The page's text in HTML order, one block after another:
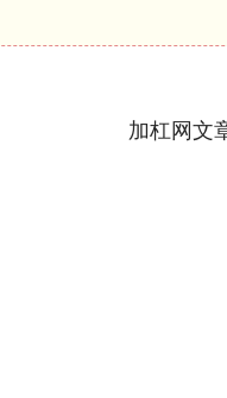
加杠网文
200.89